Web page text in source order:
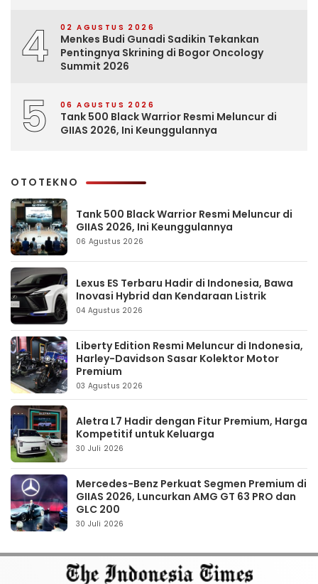
4 02 AGUSTUS 2026
Menkes Budi Gunadi Sadikin Tekankan
Pentingnya Skrining di Bogor Oncology
Summit 2026
5 06 AGUSTUS 2026
Tank 500 Black Warrior Resmi Meluncur di
GIIAS 2026, Ini Keunggulannya
OTOTEKNO
Tank 500 Black Warrior Resmi Meluncur di
GIIAS 2026, Ini Keunggulannya
06 Agustus 2026
Lexus ES Terbaru Hadir di Indonesia, Bawa
Inovasi Hybrid dan Kendaraan Listrik
04 Agustus 2026
Liberty Edition Resmi Meluncur di Indonesia,
Harley-Davidson Sasar Kolektor Motor
Premium
03 Agustus 2026
Aletra L7 Hadir dengan Fitur Premium, Harga
Kompetitif untuk Keluarga
30 Juli 2026
Mercedes-Benz Perkuat Segmen Premium di
GIIAS 2026, Luncurkan AMG GT 63 PRO dan
GLC 200
30 Juli 2026